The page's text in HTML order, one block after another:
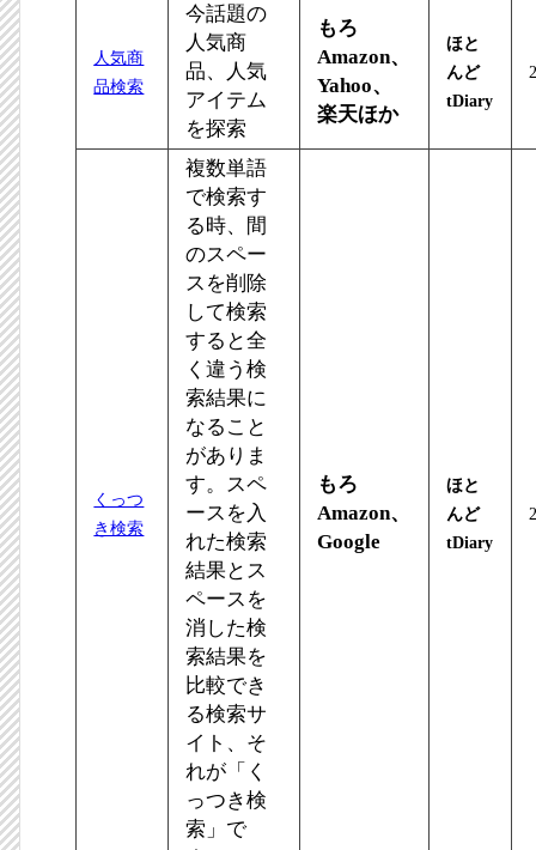
人気商
品検索
今話題の
人気商
品、人気
アイテム
を探索
もろ
Amazon、
Yahoo、
楽天ほか
ほと
んど
tDiary
くっつ
き検索
複数単語
で検索す
る時、間
のスペー
スを削除
して検索
すると全
く違う検
索結果に
なること
がありま
す。スペ
ースを入
れた検索
結果とス
ペースを
消した検
索結果を
比較でき
る検索サ
イト、そ
れが「く
っつき検
索」で
もろ
Amazon、
Google
ほと
んど
tDiary